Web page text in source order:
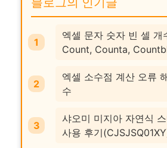
엑셀 문자 숫자 빈 셀 개
Count, Counta,
엑셀 소수점 계산 오류
수
샤오미 미지아 자연식
사용 후기